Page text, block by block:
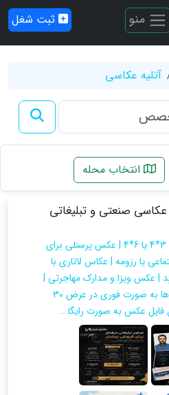
منو ثبت شغل
آتلیه عکاسی
انتخاب محله
عکاسی صنعتی و تبلیغاتی
عکس پرسنلی 3*4 یا 6*4 | عکس پرسنلی برای
یا رزومه | عکاس لاتاری با
| عکس ویزا و مدارک مهاجرتی |
تحویل عکس ها به صورت فوری در عرض 30
فایل عکس به صورت رایگا...